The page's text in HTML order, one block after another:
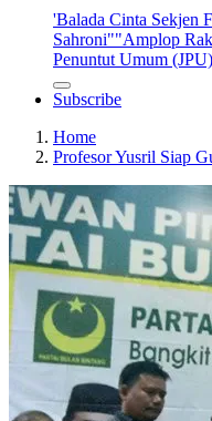
'Balada Cinta Sekjen
Sahroni""Amplop
Penuntut Umum (JPU)
Subscribe
Home
Profesor Yusril Siap